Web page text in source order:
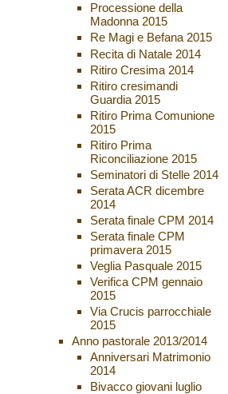
Processione della
Madonna 2015
Re Magi e Befana 2015
Recita di Natale 2014
Ritiro Cresima 2014
Ritiro cresimandi
Guardia 2015
Ritiro Prima Comunione
2015
Ritiro Prima
Riconciliazione 2015
Seminatori di Stelle 2014
Serata ACR dicembre
2014
Serata finale CPM 2014
Serata finale CPM
primavera 2015
Veglia Pasquale 2015
Verifica CPM gennaio
2015
Via Crucis parrocchiale
2015
Anno pastorale 2013/2014
Anniversari Matrimonio
2014
Bivacco giovani luglio